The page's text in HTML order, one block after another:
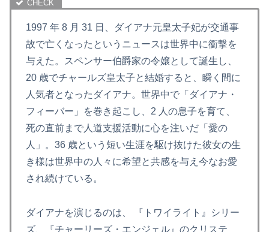
1997 年 8 月 31 日、ダイアナ元皇太子妃が交通事
故で亡くなったというニュースは世界中に衝撃を
与えた。スペンサー伯爵家の令嬢として誕生し、
20 歳でチャールズ皇太子と結婚すると、瞬く間に
人気者となったダイアナ。世界中で「ダイアナ・
フィーバー」を巻き起こし、2 人の息子を育て、
死の直前まで人道支援活動に心を注いだ「愛の
人」。36 歳という短い生涯を駆け抜けた彼女の生
き様は世界中の人々に希望と共感を与え今なお愛
され続けている。
ダイアナを演じるのは、 『トワイライト』シリー
ズ、『チャーリーズ・エンジェル』のクリステ